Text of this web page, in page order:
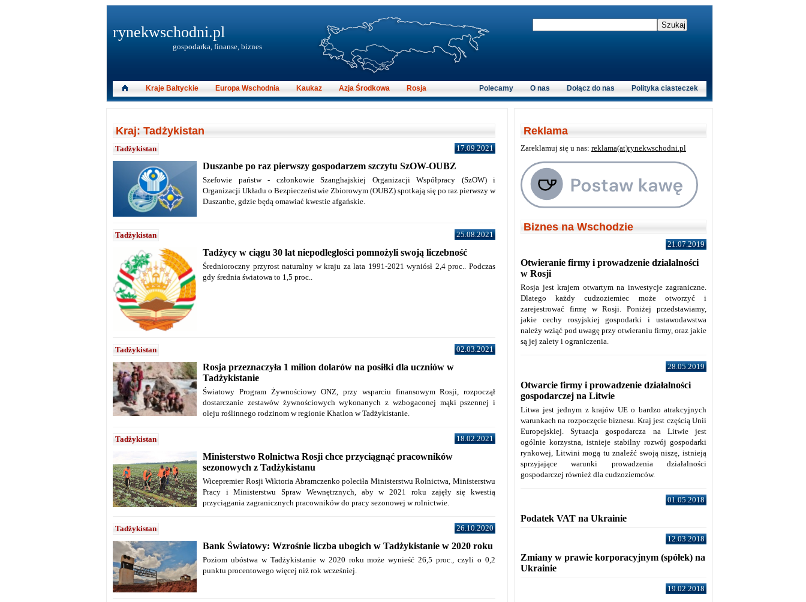
Kraj: Tadżykistan
Tadżykistan 17.09.2021
Duszanbe po raz pierwszy gospodarzem szczytu SzOW-OUBZ
Szefowie państw - członkowie Szanghajskiej Organizacji Współpracy (SzOW) i
Organizacji Układu o Bezpieczeństwie Zbiorowym (OUBZ) spotkają się po raz pierwszy w
Duszanbe, gdzie będą omawiać kwestie afgańskie.
Tadżykistan 25.08.2021
Tadżycy w ciągu 30 lat niepodległości pomnożyli swoją liczebność
Średnioroczny przyrost naturalny w kraju za lata 1991-2021 wyniósł 2,4 proc.. Podczas
gdy średnia światowa to 1,5 proc..
Tadżykistan 02.03.2021
Rosja przeznaczyła 1 milion dolarów na posiłki dla uczniów w
Tadżykistanie
Światowy Program Żywnościowy ONZ, przy wsparciu finansowym Rosji, rozpoczął
dostarczanie zestawów żywnościowych wykonanych z wzbogaconej mąki pszennej i
oleju roślinnego rodzinom w regionie Khatlon w Tadżykistanie.
Tadżykistan 18.02.2021
Ministerstwo Rolnictwa Rosji chce przyciągnąć pracowników
sezonowych z Tadżykistanu
Wicepremier Rosji Wiktoria Abramczenko poleciła Ministerstwu Rolnictwa, Ministerstwu
Pracy i Ministerstwu Spraw Wewnętrznych, aby w 2021 roku zajęły się kwestią
przyciągania zagranicznych pracowników do pracy sezonowej w rolnictwie.
Tadżykistan 26.10.2020
Bank Światowy: Wzrośnie liczba ubogich w Tadżykistanie w 2020 roku
Poziom ubóstwa w Tadżykistanie w 2020 roku może wynieść 26,5 proc., czyli o 0,2
punktu procentowego więcej niż rok wcześniej.
rynekwschodni.pl
gospodarka, finanse, biznes
Kraje Bałtyckie Europa Wschodnia Kaukaz Azja Środkowa Rosja Polityka ciasteczek
Dołącz do nas
O nas
Polecamy
Reklama
Zareklamuj się u nas: reklama(at)rynekwschodni.pl
Biznes na Wschodzie
21.07.2019
Otwieranie firmy i prowadzenie działalności
w Rosji
Rosja jest krajem otwartym na inwestycje zagraniczne.
Dlatego każdy cudzoziemiec może otworzyć i
zarejestrować firmę w Rosji. Poniżej przedstawiamy,
jakie cechy rosyjskiej gospodarki i ustawodawstwa
należy wziąć pod uwagę przy otwieraniu firmy, oraz jakie
są jej zalety i ograniczenia.
28.05.2019
Otwarcie firmy i prowadzenie działalności
gospodarczej na Litwie
Litwa jest jednym z krajów UE o bardzo atrakcyjnych
warunkach na rozpoczęcie biznesu. Kraj jest częścią Unii
Europejskiej. Sytuacja gospodarcza na Litwie jest
ogólnie korzystna, istnieje stabilny rozwój gospodarki
rynkowej, Litwini mogą tu znaleźć swoją niszę, istnieją
sprzyjające warunki prowadzenia działalności
gospodarczej również dla cudzoziemców.
01.05.2018
Podatek VAT na Ukrainie
12.03.2018
Zmiany w prawie korporacyjnym (spółek) na
Ukrainie
19.02.2018